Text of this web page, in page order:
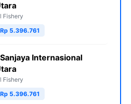
Fishery
Rp 5.396.761
Internasional
Fishery
Rp 5.396.761